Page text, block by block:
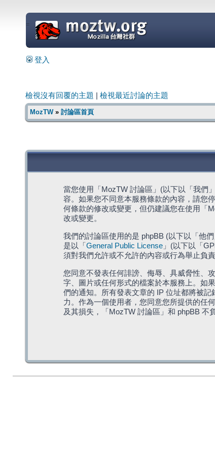
=
登入
檢視沒有回覆的主題 檢視最近討論的主題
MozTW» 討論區首頁
當您使用「MozTW 討論區」(以下以「我們
容。如果您不同意本服務條款的內容，請您
何條款的修改或變更，但仍建議您在使用「
改或變更。
我們的討論區使用的是 phpBB (以下以「他
是以「 General Public License」(以下以「
須對我們允許或不允許的內容或行為舉止負
您同意不發表任何誹謗、侮辱、具威脅性、
字、圖片或任何形式的檔案於本服務上。如
們的通知。所有發表文章的 IP 位址都將被
力。作為一個使用者，您同意您所提供的任
及其損失，「MozTW 討論區」和 phpBB 不